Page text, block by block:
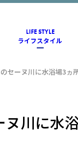
LIFE STYLE
ライフスタイル
セーヌ川に水浴場3ヵ
川に水